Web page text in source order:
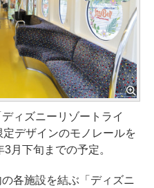
ィズニーリゾートライ
デザインのモノレールを
月下旬までの予定。
各施設を結ぶ「ディズニ